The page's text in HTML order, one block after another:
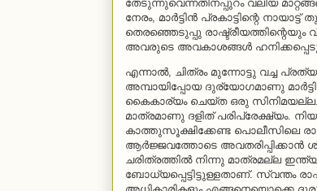
തേടുന്നുവെന്നതിനപ്പുറം വലിയ
നേരം, മാര്‍ട്ടിന്‍ പ്രകാട്ടിന്റെ
തെരഞ്ഞെടുപ്പു
അവരുടെ അവകാശങ്ങള്‍
എന്നാല്‍, ചിത്രം മുന്നോട്ടു വച്ച
അമ്പായിപ്പോയ ദുര്യോഗമാണു
കൈകാര്യം ചെയ്ത ഒരു സിനിമയല്ല.
മാത്രമാണു ദളിത് പരിപ്രേക്ഷ്യം.
കാത്തുസൂക്ഷിക്കേണ്ട പൊലീസിലെ
ആര്‍ജ്ജവത്തോടെ അവതരിപ്പിക്കാന്‍
ചരിത്രത്തില്‍ നിന്നു മാത്രമല്ല
ബോധ്യപ്പെട്ടിട്ടുള്ളതാണ്. സ്വന്തം